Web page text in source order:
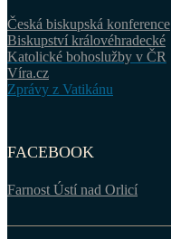
Česká biskupská konference
Biskupství královéhradecké
Katolické bohoslužby v ČR
Víra.cz
Zprávy z Vatikánu
FACEBOOK
Farnost Ústí nad Orlicí